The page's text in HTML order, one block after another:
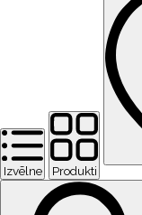
Izvēlne Produkti